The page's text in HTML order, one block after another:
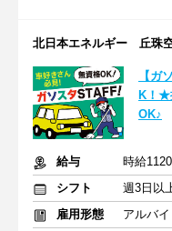
北日本エネルギー 丘珠
【ガ
K！★
OK♪
給与
時給
シフト
雇用形態
アルバ